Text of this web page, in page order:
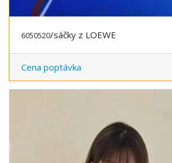
6050520/sáčky z LOEWE
Cena poptávka